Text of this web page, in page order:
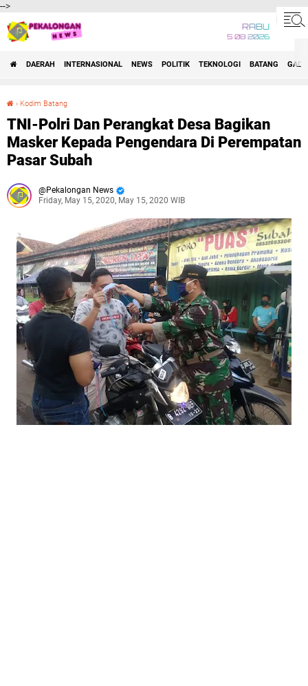
-->
RABU
5 08 2026
DAERAH INTERNASIONAL NEWS POLITIK TEKNOLOGI BATANG
› Kodim Batang
TNI-Polri Dan Perangkat Desa Bagikan
Masker Kepada Pengendara Di Perempatan
Pasar Subah
Pekalongan News
Friday, May 15, 2020, May 15, 2020 WIB